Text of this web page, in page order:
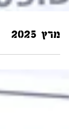
מרץ 2025